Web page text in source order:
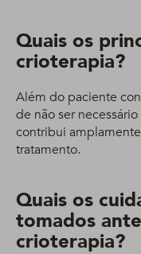
Quais os
crioterapia?
Além do paciente
de não ser
contribui
tratamento.
Quais os
tomados
crioterapia?